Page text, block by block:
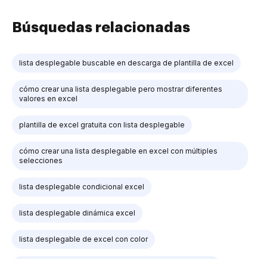
Búsquedas relacionadas
lista desplegable buscable en descarga de plantilla de excel
cómo crear una lista desplegable pero mostrar diferentes
valores en excel
plantilla de excel gratuita con lista desplegable
cómo crear una lista desplegable en excel con múltiples
selecciones
lista desplegable condicional excel
lista desplegable dinámica excel
lista desplegable de excel con color